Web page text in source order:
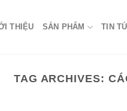
THIỆU SẢN PHẨM TIN
TAG ARCHIVES: